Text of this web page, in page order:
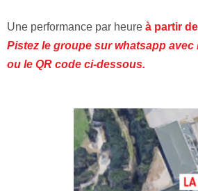
Une performance par heure à partir
Pistez le groupe sur whatsapp avec
ou le QR code ci-dessous.